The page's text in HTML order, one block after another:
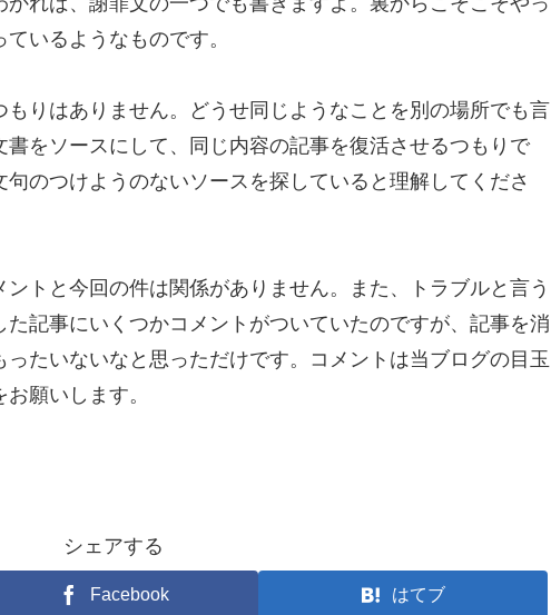
いるようなものです。
りはありません。どうせ同じようなことを別の場所でも言
をソースにして、同じ内容の記事を復活させるつもりで
のつけようのないソースを探していると理解してくださ
トと今回の件は関係がありません。また、トラブルと言う
記事にいくつかコメントがついていたのですが、記事を消
たいないなと思っただけです。コメントは当ブログの目玉
願いします。
シェアする
Facebook はてブ